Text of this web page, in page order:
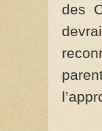
des